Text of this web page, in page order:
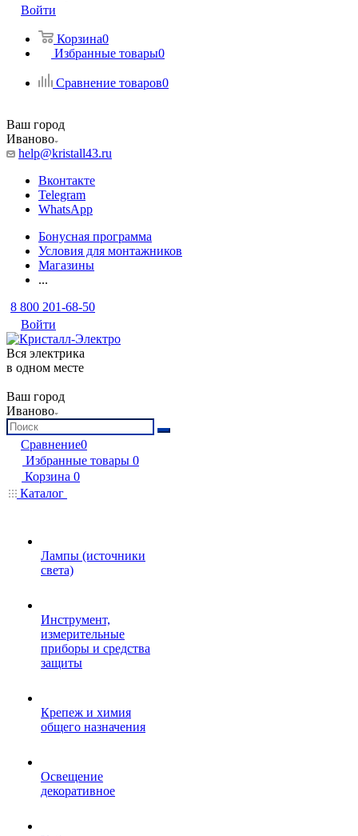
Войти
Корзина0
Избранные товары0
Сравнение товаров0
Ваш город
Иваново
help@kristall43.ru
Вконтакте
Telegram
WhatsApp
Бонусная программа
Условия для монтажников
Магазины
...
8 800 201-68-50
Войти
Вся электрика
в одном месте
Ваш город
Иваново
Сравнение0
Избранные товары 0
Корзина 0
Каталог
Лампы (источники
света)
Инструмент,
измерительные
приборы и средства
защиты
Крепеж и химия
общего назначения
Освещение
декоративное